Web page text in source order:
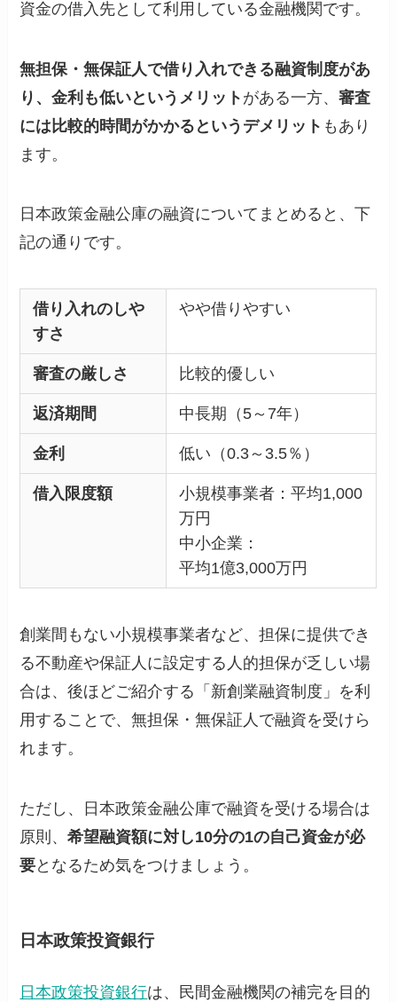
資金の借入先として利用している金融機関です。
無担保・無保証人で借り入れできる融資制度があ
り、金利も低いというメリット がある一方、審査
には比較的時間がかかるというデメリット もあり
ます。
日本政策金融公庫の融資についてまとめると、下
記の通りです。
借り入れのしや
すさ
やや借りやすい
審査の厳しさ 比較的優しい
返済期間 中長期（5～7年）
金利 低い（0.3～3.5％）
借入限度額
小規模事業者：平均1,000
万円
中小企業：
平均1億3,000万円
創業間もない小規模事業者など、担保に提供でき
る不動産や保証人に設定する人的担保が乏しい場
合は、後ほどご紹介する「新創業融資制度」を利
用することで、無担保・無保証人で融資を受けら
れます。
ただし、日本政策金融公庫で融資を受ける場合は
原則、希望融資額に対し10分の1の自己資金が必
要となるため気をつけましょう。
日本政策投資銀行
日本政策投資銀行は、民間金融機関の補完を目的